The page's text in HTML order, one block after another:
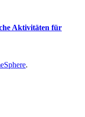
Aktivitäten für
.